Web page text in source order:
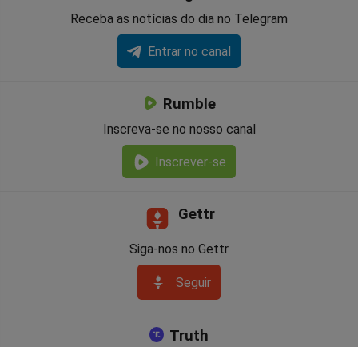
Receba as notícias do dia no Telegram
Entrar no canal
Rumble
Inscreva-se no nosso canal
Inscrever-se
Gettr
Siga-nos no Gettr
Seguir
Truth